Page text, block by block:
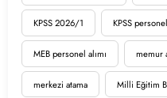
KPSS 2026/1 KPSS
MEB personel alımı memur
merkezi atama Milli Eğitim